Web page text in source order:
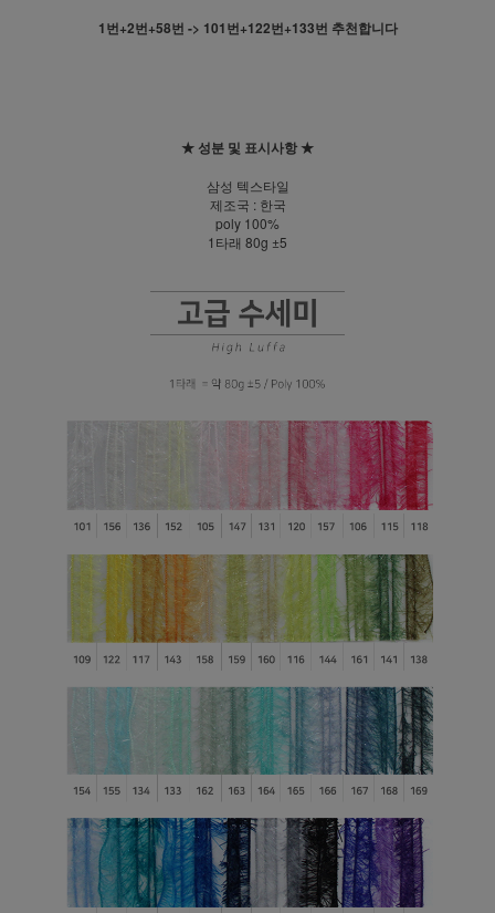
1번+2번+58번 -> 101번+122번+133번 추천합니다
★ 성분 및 표시사항 ★
삼성 텍스타일
제조국 : 한국
poly 100%
1타래 80g ±5